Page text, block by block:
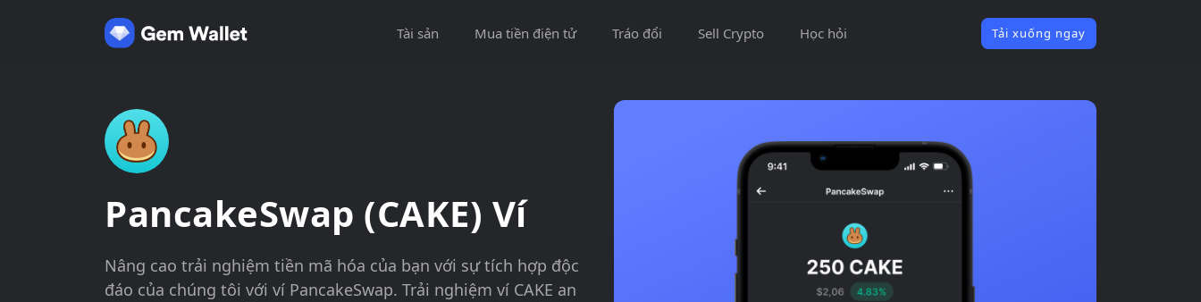
Tài sản Mua tiền điện tử Tráo đổi Sell Crypto Học hỏi Tải xuống ngay
PancakeSwap (CAKE) Ví
Nâng cao trải nghiệm tiền mã hóa của bạn với sự tích hợp độc
đáo của chúng tôi với ví PancakeSwap. Trải nghiệm ví CAKE an